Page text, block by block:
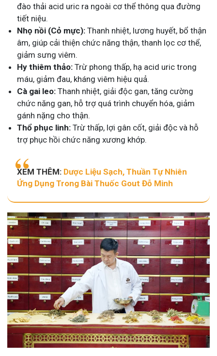
đào thải acid uric ra ngoài cơ thể thông qua đường
tiết niệu.
Nhọ nồi (Cỏ mực): Thanh nhiệt, lương huyết, bổ thận
âm, giúp cải thiện chức năng thận, thanh lọc cơ thể,
giảm sưng viêm.
Hy thiêm thảo: Trừ phong thấp, hạ acid uric trong
máu, giảm đau, kháng viêm hiệu quả.
Cà gai leo: Thanh nhiệt, giải độc gan, tăng cường
chức năng gan, hỗ trợ quá trình chuyển hóa, giảm
gánh nặng cho thận.
Thổ phục linh: Trừ thấp, lợi gân cốt, giải độc và hỗ
trợ phục hồi chức năng xương khớp.
XEM THÊM: Dược Liệu Sạch, Thuần Tự Nhiên
Ứng Dụng Trong Bài Thuốc Gout Đỗ Minh